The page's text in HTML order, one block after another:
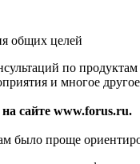
общих целей
по
и многое
сайте www.forus.ru.
было проще